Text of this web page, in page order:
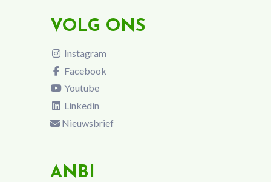
VOLG ONS
Instagram
Facebook
Youtube
Linkedin
Nieuwsbrief
ANBI